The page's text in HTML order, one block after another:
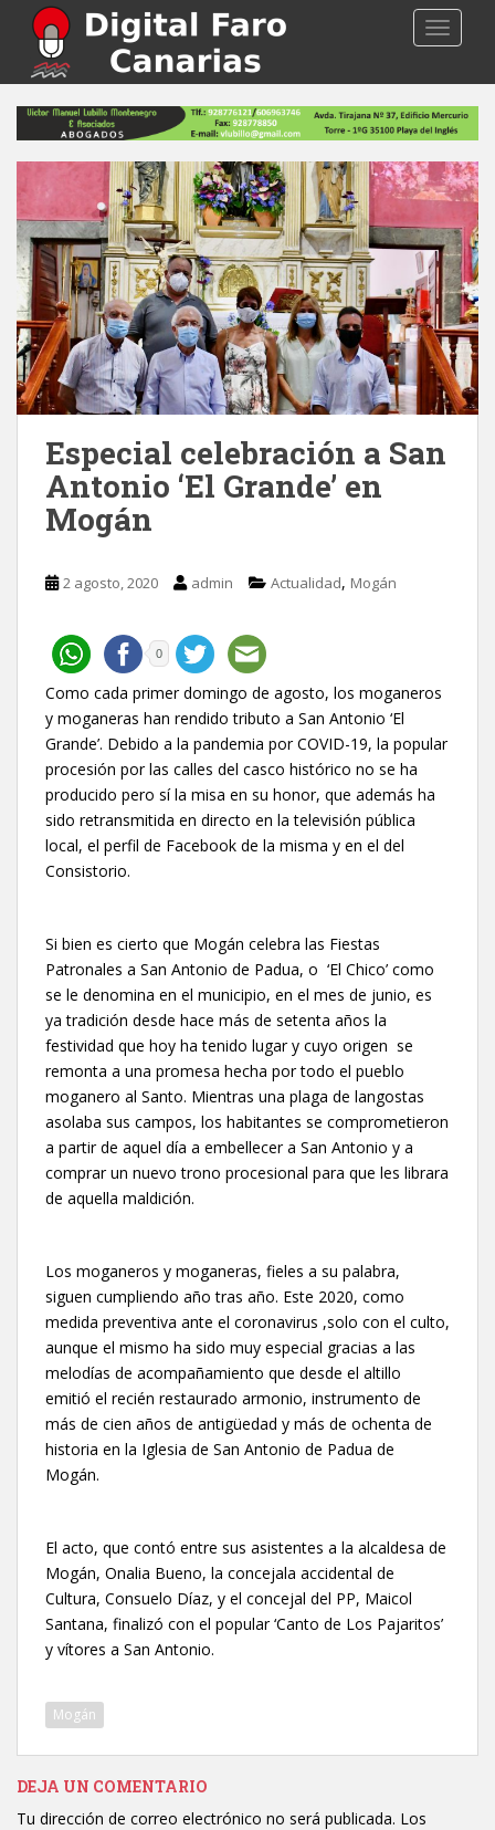
p
Especial celebración a San
Antonio ‘El Grande’ en
Mogán
2 agosto, 2020 admin Actualidad, Mogán
0
Como cada primer domingo de agosto, los moganeros
y moganeras han rendido tributo a San Antonio ‘El
Grande’. Debido a la pandemia por COVID-19, la popular
procesión por las calles del casco histórico no se ha
producido pero sí la misa en su honor, que además ha
sido retransmitida en directo en la televisión pública
local, el perfil de Facebook de la misma y en el del
Consistorio.
Si bien es cierto que Mogán celebra las Fiestas
Patronales a San Antonio de Padua, o ‘El Chico’ como
se le denomina en el municipio, en el mes de junio, es
ya tradición desde hace más de setenta años la
festividad que hoy ha tenido lugar y cuyo origen se
remonta a una promesa hecha por todo el pueblo
moganero al Santo. Mientras una plaga de langostas
asolaba sus campos, los habitantes se comprometieron
a partir de aquel día a embellecer a San Antonio y a
comprar un nuevo trono procesional para que les librara
de aquella maldición.
Los moganeros y moganeras, fieles a su palabra,
siguen cumpliendo año tras año. Este 2020, como
medida preventiva ante el coronavirus ,solo con el culto,
aunque el mismo ha sido muy especial gracias a las
melodías de acompañamiento que desde el altillo
emitió el recién restaurado armonio, instrumento de
más de cien años de antigüedad y más de ochenta de
historia en la Iglesia de San Antonio de Padua de
Mogán.
El acto, que contó entre sus asistentes a la alcaldesa de
Mogán, Onalia Bueno, la concejala accidental de
Cultura, Consuelo Díaz, y el concejal del PP, Maicol
Santana, finalizó con el popular ‘Canto de Los Pajaritos’
y vítores a San Antonio.
Mogán
DEJA UN COMENTARIO
Tu dirección de correo electrónico no será publicada. Los